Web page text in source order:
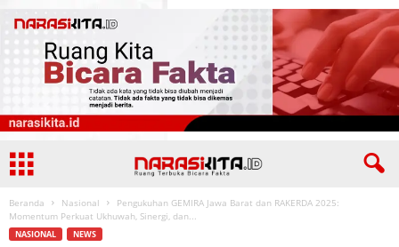
Beranda Nasional
Pengukuhan GEMIRA Jawa Barat dan RAKERDA 2025:
Momentum Perkuat Ukhuwah, Sinergi, dan...
NASIONAL NEWS